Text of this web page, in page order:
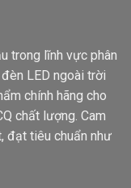
trong lĩnh vực phân
LED ngoài trời
chính hãng cho
chất lượng. Cam
đạt tiêu chuẩn như